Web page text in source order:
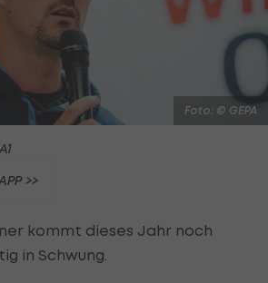
Foto: © GEPA
>>
kommt dieses Jahr noch
in Schwung.